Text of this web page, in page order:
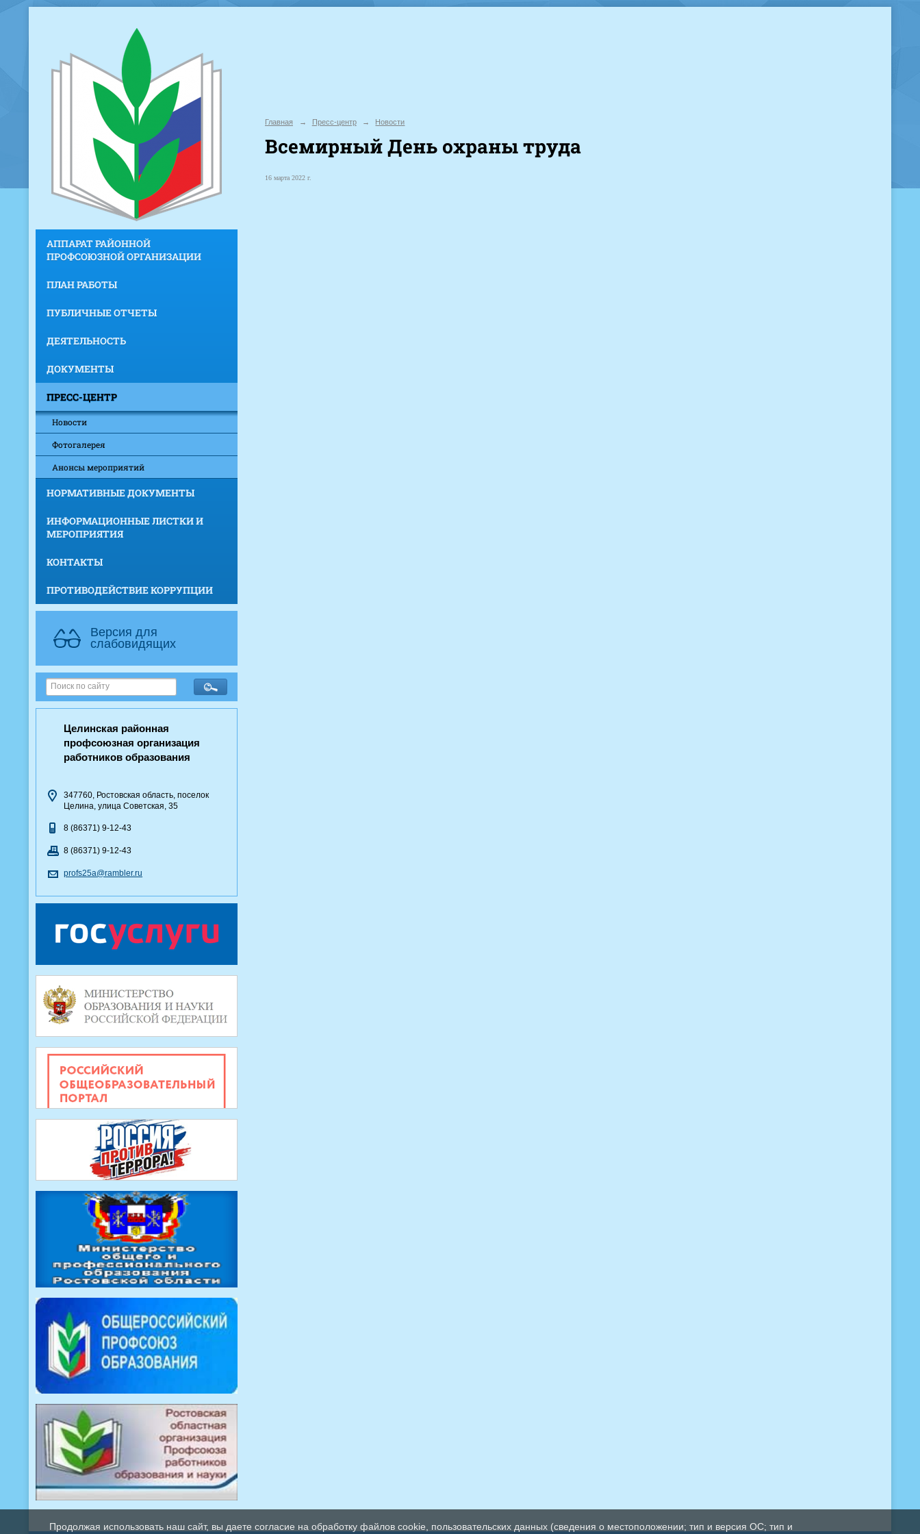
АППАРАТ РАЙОННОЙ
ПРОФСОЮЗНОЙ ОРГАНИЗАЦИИ
ПЛАН РАБОТЫ
ПУБЛИЧНЫЕ ОТЧЕТЫ
ДЕЯТЕЛЬНОСТЬ
ДОКУМЕНТЫ
ПРЕСС-ЦЕНТР
Новости
Фотогалерея
Анонсы мероприятий
НОРМАТИВНЫЕ ДОКУМЕНТЫ
ИНФОРМАЦИОННЫЕ ЛИСТКИ И
МЕРОПРИЯТИЯ
КОНТАКТЫ
ПРОТИВОДЕЙСТВИЕ КОРРУПЦИИ
Версия для
слабовидящих
Целинская районная
профсоюзная организация
работников образования
347760, Ростовская область, поселок
Целина, улица Советская, 35
8 (86371) 9-12-43
8 (86371) 9-12-43
profs25a@rambler.ru
Главная → Пресс-центр → Новости
Всемирный День охраны труда
16 марта 2022 г.
Продолжая использовать наш сайт, вы даете согласие на обработку файлов cookie, пользовательских данных (сведения о местоположении; тип и версия ОС; тип и